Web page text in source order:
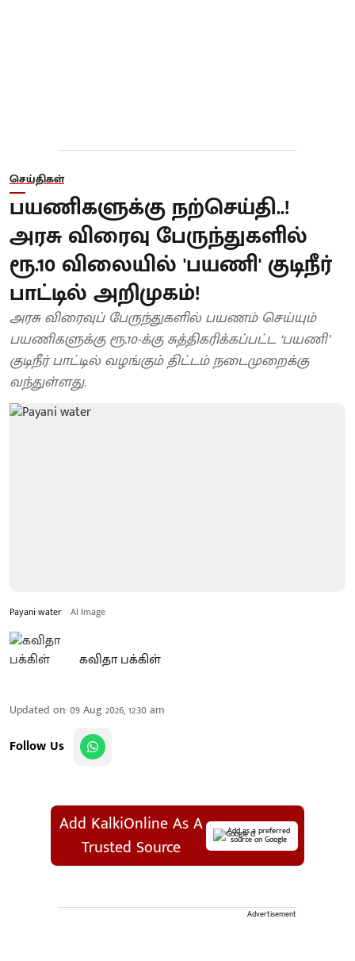
செய்திகள்
பயணிகளுக்கு நற்செய்தி..!
அரசு விரைவு பேருந்துகளில்
ரூ.10 விலையில் 'பயணி' குடிநீர்
பாட்டில் அறிமுகம்!
அரசு விரைவுப் பேருந்துகளில் பயணம் செய்யும்
பயணிகளுக்கு ரூ.10-க்கு சுத்திகரிக்கப்பட்ட ‘பயணி’
குடிநீர் பாட்டில் வழங்கும் திட்டம் நடைமுறைக்கு
வந்துள்ளது.
Payani water AI Image
கவிதா பக்கிள்
Updated on:09 Aug 2026, 12:30 am
Follow Us
Add KalkiOnline As A
Trusted Source
Add as a preferred
source on Google
Advertisement